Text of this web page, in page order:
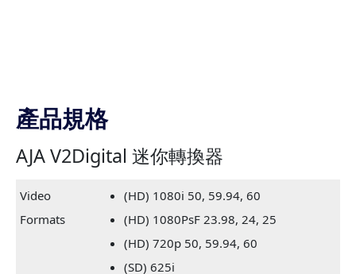
產品規格
AJA V2Digital 迷你轉換器
Video
Formats
(HD) 1080i 50, 59.94, 60
(HD) 1080PsF 23.98, 24, 25
(HD) 720p 50, 59.94, 60
(SD) 625i